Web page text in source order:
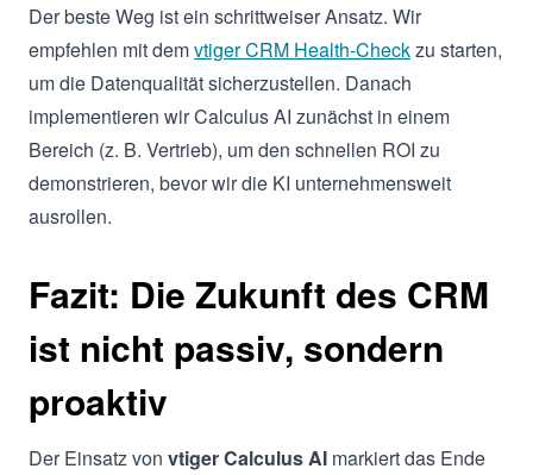
Der beste Weg ist ein schrittweiser Ansatz. Wir
empfehlen mit demvtiger CRM Health-Checkzu starten,
um die Datenqualität sicherzustellen. Danach
implementieren wir Calculus AI zunächst in einem
Bereich (z. B. Vertrieb), um den schnellen ROI zu
demonstrieren, bevor wir die KI unternehmensweit
ausrollen.
Fazit: Die Zukunft des CRM
ist nicht passiv, sondern
proaktiv
Der Einsatz von vtiger Calculus AI markiert das Ende